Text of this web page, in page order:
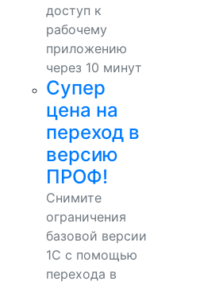
доступ к
рабочему
приложению
через 10 минут
Супер
цена на
переход в
версию
ПРОФ!
Снимите
ограничения
базовой версии
1С с помощью
перехода в